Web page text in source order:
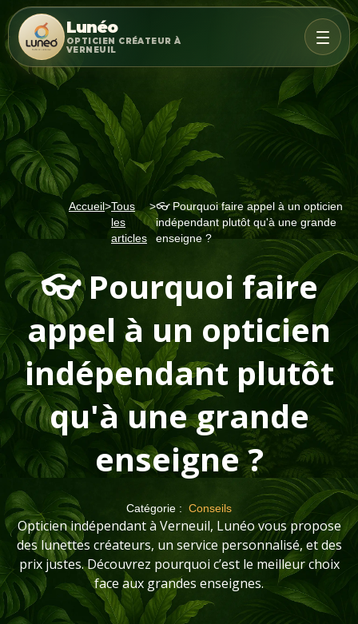
Lunéo
OPTICIEN CRÉATEUR À
VERNEUIL
Accueil>Tous
les
articles
>👓 Pourquoi faire appel à un opticien
indépendant plutôt qu'à une grande
enseigne ?
👓 Pourquoi faire
appel à un opticien
indépendant plutôt
qu'à une grande
enseigne ?
Catégorie : Conseils
Opticien indépendant à Verneuil, Lunéo vous propose
des lunettes créateurs, un service personnalisé, et des
prix justes. Découvrez pourquoi c’est le meilleur choix
face aux grandes enseignes.